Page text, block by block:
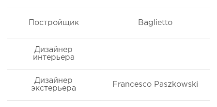
Постройщик Baglietto
Дизайнер
интерьера
Дизайнер
экстерьера
Francesco Paszkowski